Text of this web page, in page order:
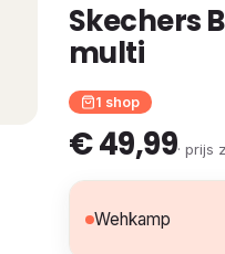
Skechers
multi
1 shop
€ 49,99· prijs
Wehkamp